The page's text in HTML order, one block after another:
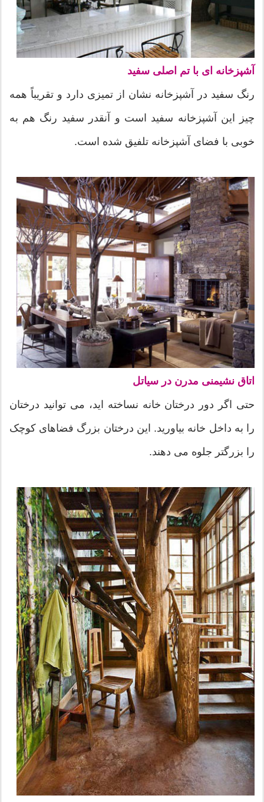
آشپزخانه ای با تم اصلی سفید
رنگ سفید در آشپزخانه نشان از تمیزی دارد و تقریباً همه
چیز این آشپزخانه سفید است و آنقدر سفید رنگ هم به
خوبی با فضای آشپزخانه تلفیق شده است.
اتاق نشیمنی مدرن در سیاتل
حتی اگر دور درختان خانه نساخته اید، می توانید درختان
را به داخل خانه بیاورید. این درختان بزرگ فضاهای کوچک
را بزرگتر جلوه می دهند.